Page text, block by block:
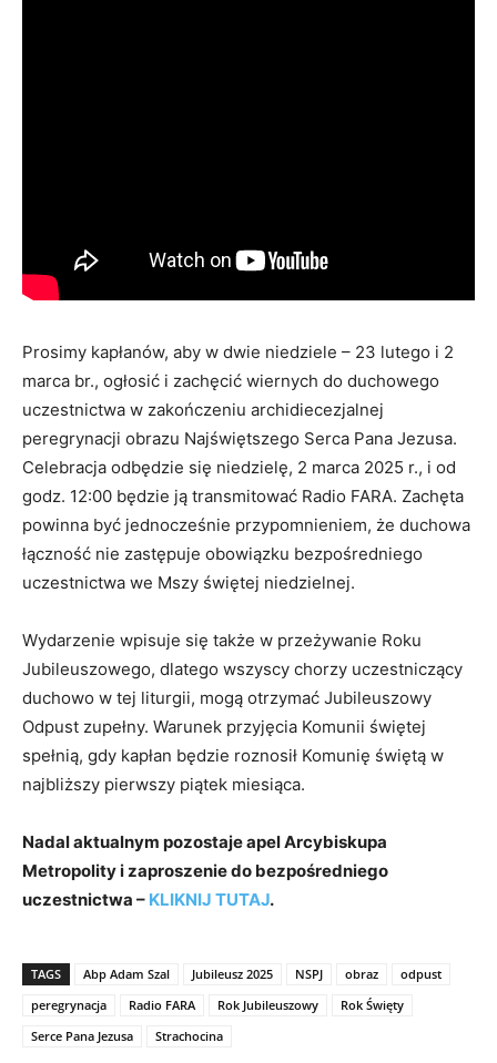
Prosimy kapłanów, aby w dwie niedziele – 23 lutego i 2
marca br., ogłosić i zachęcić wiernych do duchowego
uczestnictwa w zakończeniu archidiecezjalnej
peregrynacji obrazu Najświętszego Serca Pana Jezusa.
Celebracja odbędzie się niedzielę, 2 marca 2025 r., i od
godz. 12:00 będzie ją transmitować Radio FARA. Zachęta
powinna być jednocześnie przypomnieniem, że duchowa
łączność nie zastępuje obowiązku bezpośredniego
uczestnictwa we Mszy świętej niedzielnej.
Wydarzenie wpisuje się także w przeżywanie Roku
Jubileuszowego, dlatego wszyscy chorzy uczestniczący
duchowo w tej liturgii, mogą otrzymać Jubileuszowy
Odpust zupełny. Warunek przyjęcia Komunii świętej
spełnią, gdy kapłan będzie roznosił Komunię świętą w
najbliższy pierwszy piątek miesiąca.
Nadal aktualnym pozostaje apel Arcybiskupa
Metropolity i zaproszenie do bezpośredniego
uczestnictwa – KLIKNIJ TUTAJ.
TAGS Abp Adam Szal Jubileusz 2025 NSPJ obraz
odpust
peregrynacja
Radio FARA Rok Jubileuszowy
Rok Święty
Serce Pana Jezusa
Strachocina